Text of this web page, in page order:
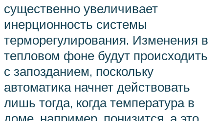
существенно увеличивает
инерционность системы
терморегулирования. Изменения в
тепловом фоне будут происходить
с запозданием, поскольку
автоматика начнет действовать
лишь тогда, когда температура в